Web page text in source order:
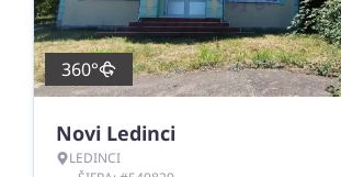
360°
Novi Ledinci
LEDINCI